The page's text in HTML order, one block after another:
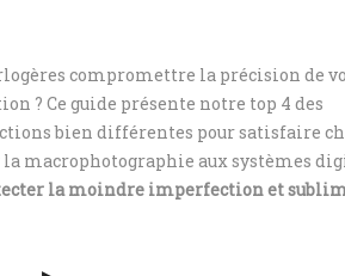
compromettre la précision de
? Ce guide présente notre top 4 des
bien différentes pour satisfaire
la macrophotographie aux systèmes
la moindre imperfection et